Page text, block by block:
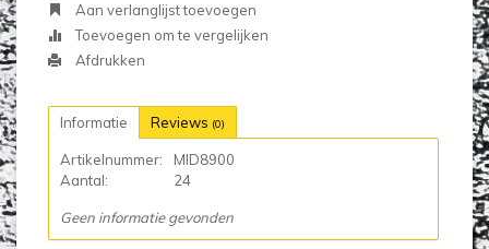
Aan verlanglijst toevoegen
Toevoegen om te vergelijken
Afdrukken
Informatie Reviews (0)
Artikelnummer:
MID8900
Aantal:
24
Geen informatie gevonden